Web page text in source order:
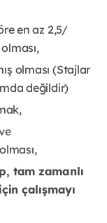
en az 2,5/
olması (Stajlar
değildir)
tam zamanlı
çalışmayı